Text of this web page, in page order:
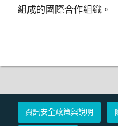
組成的國際合作組織。
資訊安全政策與說明